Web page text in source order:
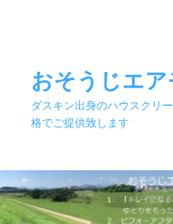
移
動
おそうじエア
ダスキン出身のハウスクリ
格でご提供致します